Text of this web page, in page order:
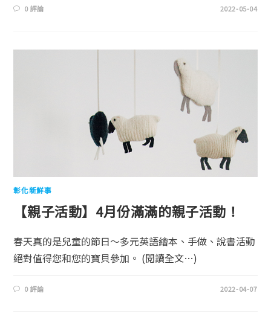
0 評論 2022-05-04
彰化新鮮事
【親子活動】4月份滿滿的親子活動！
春天真的是兒童的節日～多元英語繪本、手做、說書活動
絕對值得您和您的寶貝參加。 (閱讀全文…)
0 評論 2022-04-07